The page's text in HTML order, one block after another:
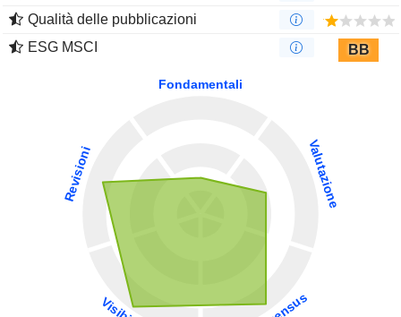
Qualità delle pubblicazioni
ESG MSCI
BB